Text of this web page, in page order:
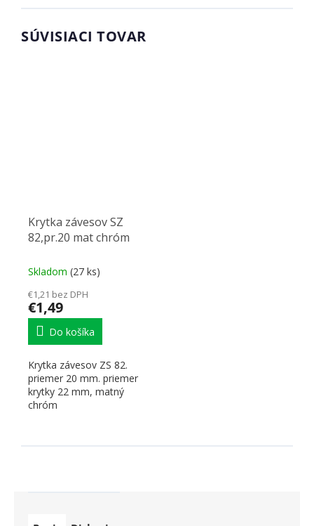
SÚVISIACI TOVAR
Krytka závesov SZ
82,pr.20 mat chróm
Skladom (27 ks)
€1,21 bez DPH
€1,49
Do košíka
Krytka závesov ZS 82.
priemer 20 mm. priemer
krytky 22 mm, matný
chróm